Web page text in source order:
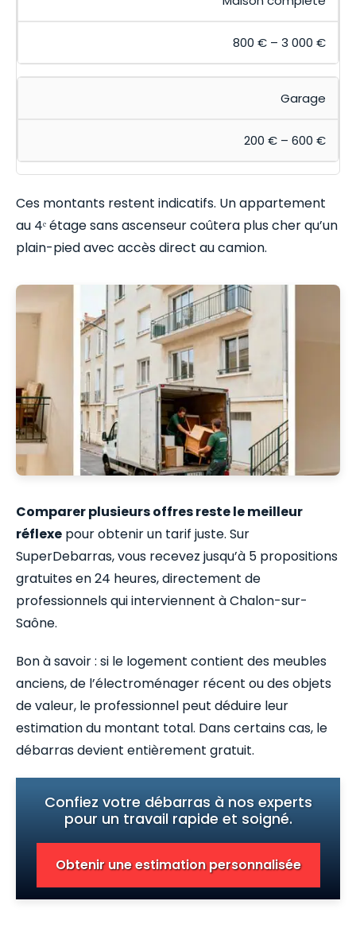
800 € – 3 000 €
Garage
200 € – 600 €
Ces montants restent indicatifs. Un appartement
au 4ᵉ étage sans ascenseur coûtera plus cher qu’un
plain-pied avec accès direct au camion.
Comparer plusieurs offres reste le meilleur
réflexe pour obtenir un tarif juste. Sur
SuperDebarras, vous recevez jusqu’à 5 propositions
gratuites en 24 heures, directement de
professionnels qui interviennent à Chalon-sur-
Saône.
Bon à savoir : si le logement contient des meubles
anciens, de l’électroménager récent ou des objets
de valeur, le professionnel peut déduire leur
estimation du montant total. Dans certains cas, le
débarras devient entièrement gratuit.
Confiez votre débarras à nos experts
pour un travail rapide et soigné.
Obtenir une estimation personnalisée